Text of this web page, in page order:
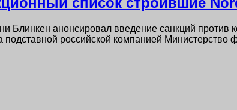
Блинкен анонсировал введение санкций
подставной российской компанией